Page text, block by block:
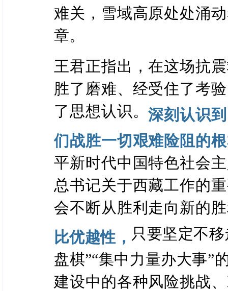
难关，雪域高原处处涌
章。
王君正指出，在这场抗
胜了磨难、经受住了考
了思想认识。深刻认识
们战胜一切艰难险阻的
平新时代中国特色社会
总书记关于西藏工作的
会不断从胜利走向新的
比优越性，只要坚定不
盘棋”“集中力量办大事”
建设中的各种风险挑战